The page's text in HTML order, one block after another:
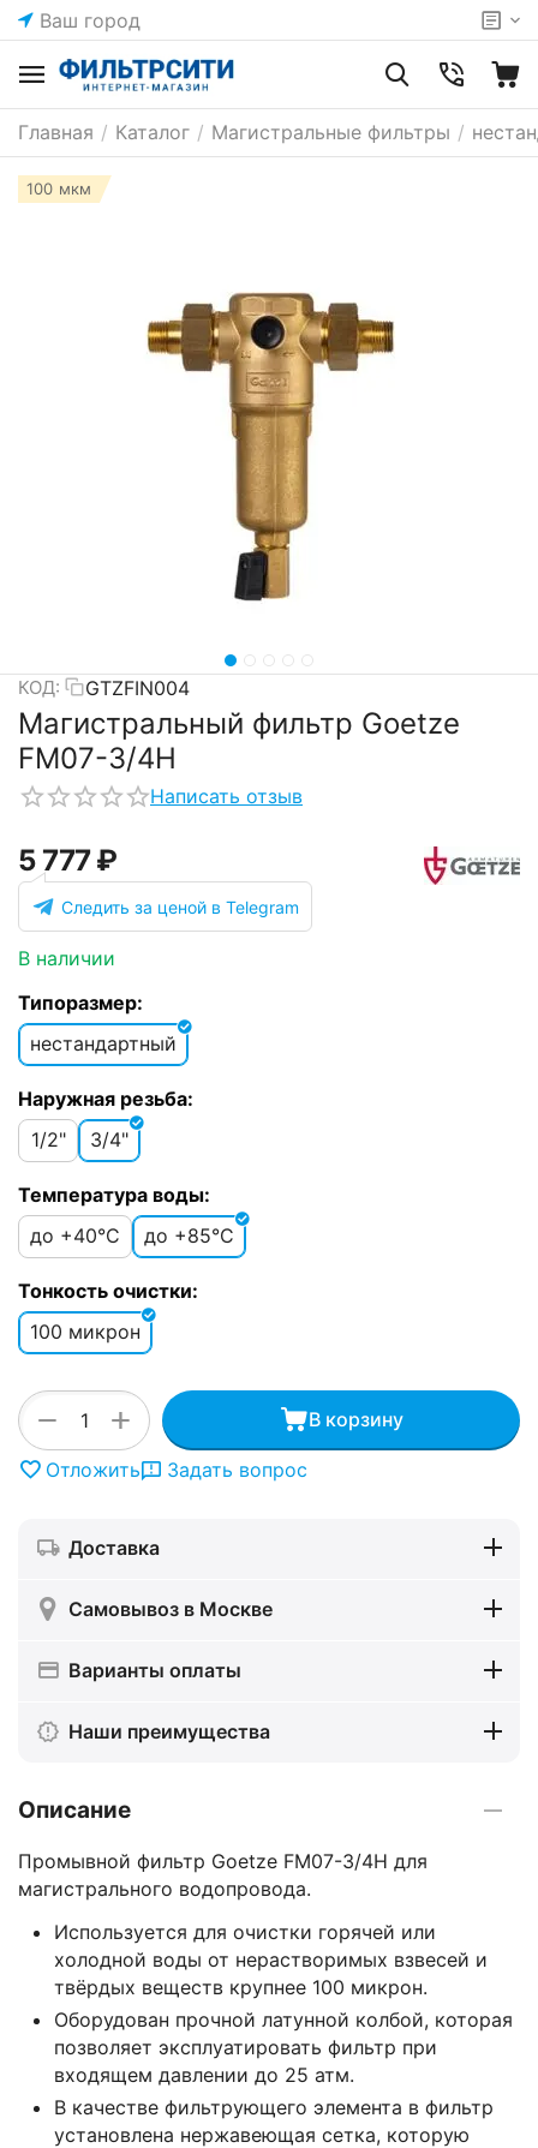
Ваш город
Главная / Каталог / Магистральные фильтры /
100 мкм
КОД: GTZFIN004
Магистральный фильтр Goetze
FM07-3/4H
Написать отзыв
5 777₽
Следить за ценой в Telegram
В наличии
Типоразмер:
нестандартный
Наружная резьба:
1/2"
3/4"
Температура воды:
до +40°C
до +85°C
Тонкость очистки:
100 микрон
+
− В корзину
Отложить Задать вопрос
Доставка
Самовывоз в Москве
Варианты оплаты
Наши преимущества
Описание
Промывной фильтр Goetze FM07-3/4H для
магистрального водопровода.
Используется для очистки горячей или
холодной воды от нерастворимых взвесей и
твёрдых веществ крупнее 100 микрон.
Оборудован прочной латунной колбой, которая
позволяет эксплуатировать фильтр при
входящем давлении до 25 атм.
В качестве фильтрующего элемента в фильтр
установлена нержавеющая сетка, которую